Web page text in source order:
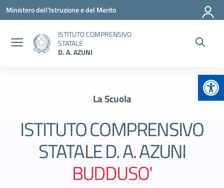
Vai ai contenuti
Vai al menu di navigazione
Vai al footer
Ministero dell'Istruzione e del Merito
ISTITUTO COMPRENSIVO
STATALE
D. A. AZUNI
La Scuola
ISTITUTO COMPRENSIVO
STATALE D. A. AZUNI
BUDDUSO'